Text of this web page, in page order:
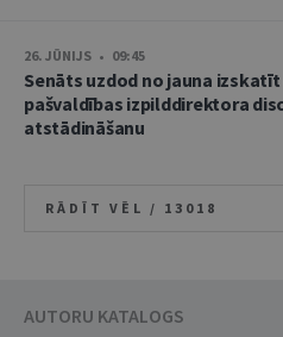
26. JŪNIJS • 09:45
Senāts uzdod no jauna
pašvaldības izpilddirektora
atstādināšanu
RĀDĪT VĒL / 13018
AUTORU KATALOGS